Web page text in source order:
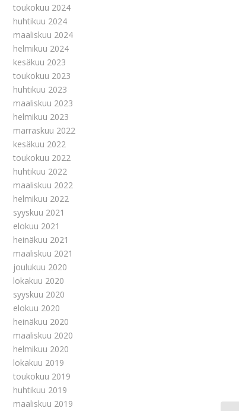
toukokuu 2024
huhtikuu 2024
maaliskuu 2024
helmikuu 2024
kesäkuu 2023
toukokuu 2023
huhtikuu 2023
maaliskuu 2023
helmikuu 2023
marraskuu 2022
kesäkuu 2022
toukokuu 2022
huhtikuu 2022
maaliskuu 2022
helmikuu 2022
syyskuu 2021
elokuu 2021
heinäkuu 2021
maaliskuu 2021
joulukuu 2020
lokakuu 2020
syyskuu 2020
elokuu 2020
heinäkuu 2020
maaliskuu 2020
helmikuu 2020
lokakuu 2019
toukokuu 2019
huhtikuu 2019
maaliskuu 2019